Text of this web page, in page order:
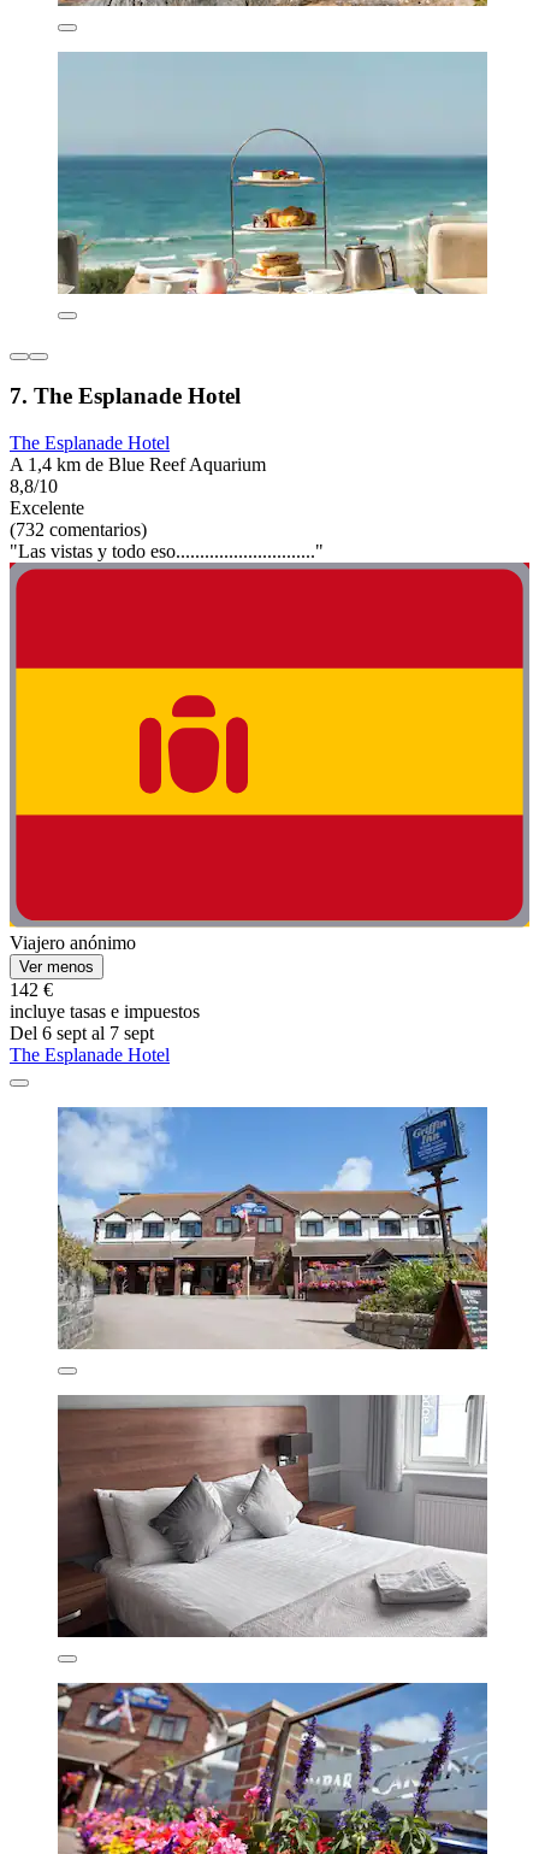
7. The Esplanade Hotel
The Esplanade Hotel
A 1,4 km de Blue Reef Aquarium
8,8/10
Excelente
(732 comentarios)
"Las vistas y todo eso............................."
Viajero anónimo
Ver menos
142 €
incluye tasas e impuestos
Del 6 sept al 7 sept
The Esplanade Hotel